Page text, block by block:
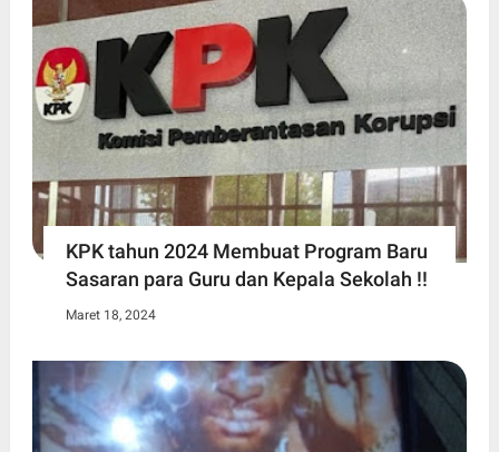
KPK tahun 2024 Membuat Program Baru
Sasaran para Guru dan Kepala Sekolah !!
Maret 18, 2024